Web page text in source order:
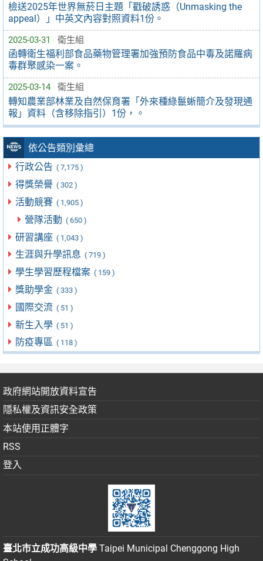
檢送2025年世界無菸日主題「戳破誘惑（Unmasking the
appeal）」中英文內容對照資料1份。
2025-03-31 衛生組
函轉衛生福利部食品藥物管理署加強預防食品中毒及諾羅病
毒群聚感染一案。
2025-03-14 衛生組
轉知農業部林業及自然保育署「外來種綠鬣蜥簡介及發現通
報」資料（含移除指引）1份，。
依公告類別彙總
行政公告 ( 7,175 )
得獎榮譽 ( 302 )
活動競賽 ( 1,905 )
營隊活動 ( 650 )
研習講座 ( 1,043 )
生涯與升學訊息 ( 719 )
學生學習歷程檔案 ( 159 )
獎助學金 ( 333 )
國際交流 ( 51 )
新生入學 ( 51 )
防疫專區 ( 118 )
政府網站開放資料宣告
隱私權及資訊安全政策
本站使用正體字
RSS
登入
臺北市立成功高級中學 Taipei Municipal Chenggong High